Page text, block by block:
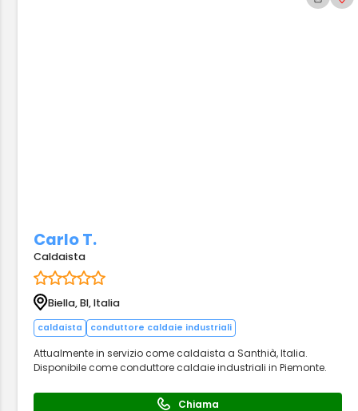
Carlo T.
Caldaista
Biella, BI, Italia
caldaista conduttore caldaie industriali
Attualmente in servizio come caldaista a Santhià, Italia.
Disponibile come conduttore caldaie industriali in Piemonte.
Chiama